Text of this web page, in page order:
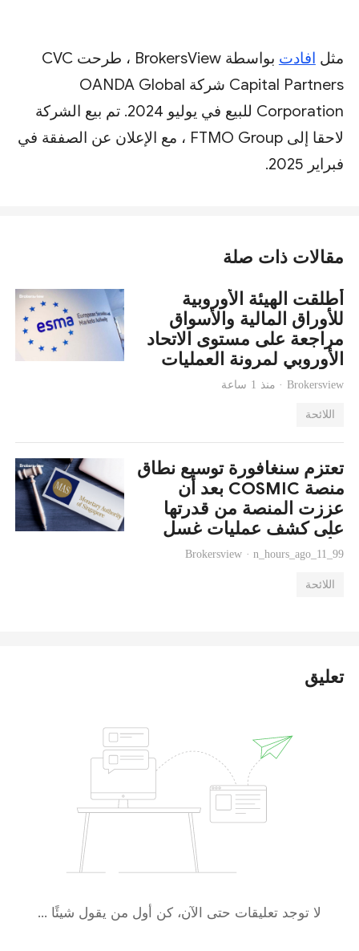
مثل افادت
بواسطة BrokersView ، طرحت CVC
Capital Partners شركة OANDA Global
Corporation للبيع في يوليو 2024. تم بيع الشركة
لاحقا إلى FTMO Group ، مع الإعلان عن الصفقة في
فبراير 2025.
مقالات ذات صلة
أطلقت الهيئة الأوروبية
للأوراق المالية والأسواق
مراجعة على مستوى الاتحاد
الأوروبي لمرونة العمليات
التشغيلية لشركات حفظ
Brokersview · منذ 1 ساعة
اللائحة
تعتزم سنغافورة توسيع نطاق
منصة COSMIC بعد أن
عززت المنصة من قدرتها
على كشف عمليات غسل
الأموال.
Brokersview · n_hours_ago_11_99
اللائحة
تعليق
لا توجد تعليقات حتى الآن، كن أول من يقول شيئًا ...